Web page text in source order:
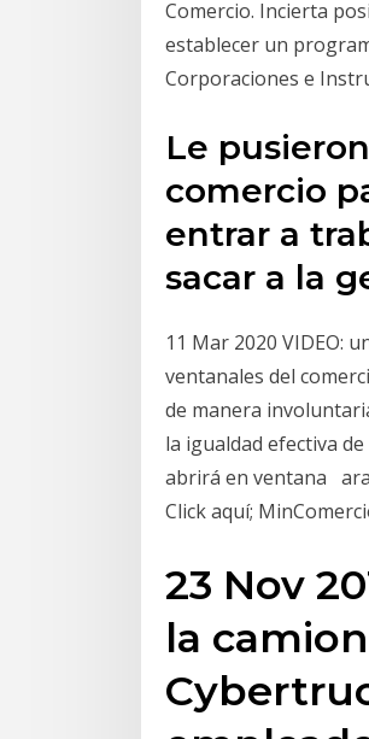
Comercio. Incierta
establecer un
Corporaciones e
Le
comercio
entrar a
sacar a la
11 Mar 2020 VIDEO:
ventanales del
de manera
la igualdad efectiva
abrirá en ventana
Click aquí;
23 Nov
la